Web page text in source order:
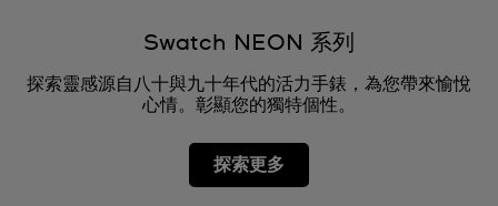
Swatch NEON 系列
探索靈感源自八十與九十年代的活力手錶，為您帶來愉悅
心情。彰顯您的獨特個性。
探索更多